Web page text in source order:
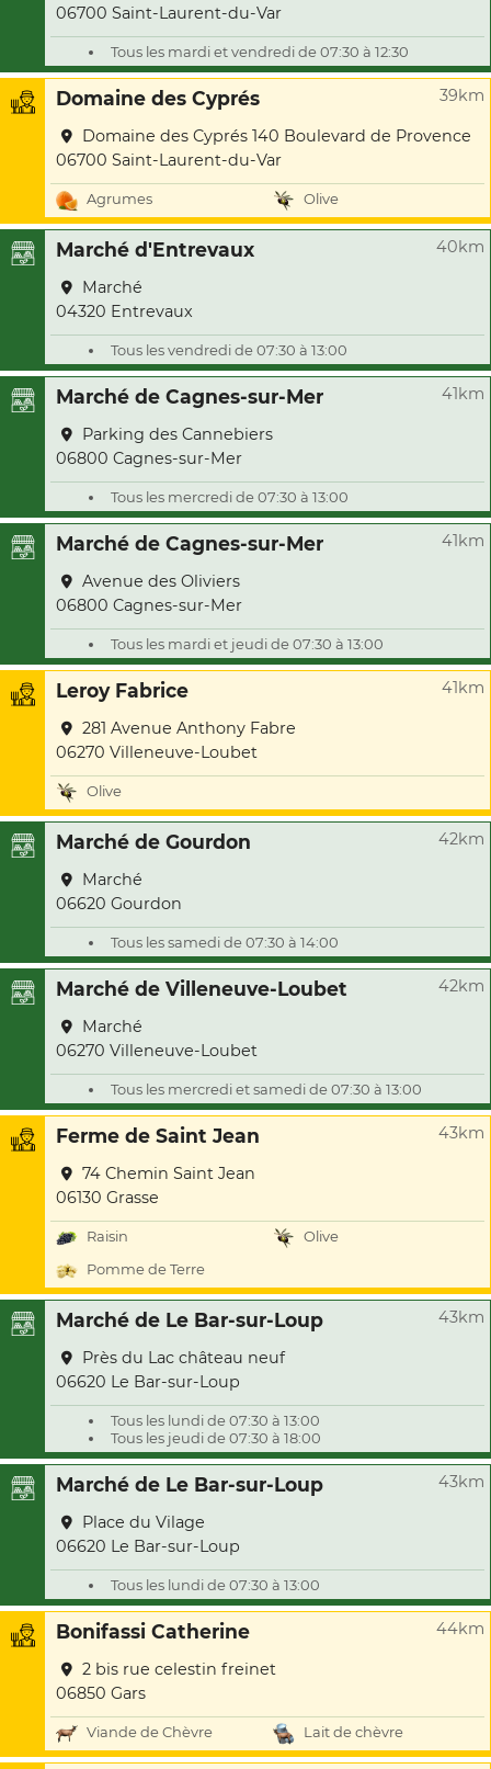
06700 Saint-Laurent-du-Var
Tous les mardi et vendredi de 07:30 à 12:30
Domaine des Cyprés 39km
Domaine des Cyprés 140 Boulevard de Provence
06700 Saint-Laurent-du-Var
Agrumes Olive
Marché d'Entrevaux 40km
Marché
04320 Entrevaux
Tous les vendredi de 07:30 à 13:00
Marché de Cagnes-sur-Mer 41km
Parking des Cannebiers
06800 Cagnes-sur-Mer
Tous les mercredi de 07:30 à 13:00
Marché de Cagnes-sur-Mer 41km
Avenue des Oliviers
06800 Cagnes-sur-Mer
Tous les mardi et jeudi de 07:30 à 13:00
Leroy Fabrice 41km
281 Avenue Anthony Fabre
06270 Villeneuve-Loubet
Olive
Marché de Gourdon 42km
Marché
06620 Gourdon
Tous les samedi de 07:30 à 14:00
Marché de Villeneuve-Loubet 42km
Marché
06270 Villeneuve-Loubet
Tous les mercredi et samedi de 07:30 à 13:00
Ferme de Saint Jean 43km
74 Chemin Saint Jean
06130 Grasse
Raisin
Olive
Pomme de Terre
Marché de Le Bar-sur-Loup 43km
Près du Lac château neuf
06620 Le Bar-sur-Loup
Tous les lundi de 07:30 à 13:00
Tous les jeudi de 07:30 à 18:00
Marché de Le Bar-sur-Loup 43km
Place du Vilage
06620 Le Bar-sur-Loup
Tous les lundi de 07:30 à 13:00
Bonifassi Catherine 44km
2 bis rue celestin freinet
06850 Gars
Viande de Chèvre Lait de chèvre